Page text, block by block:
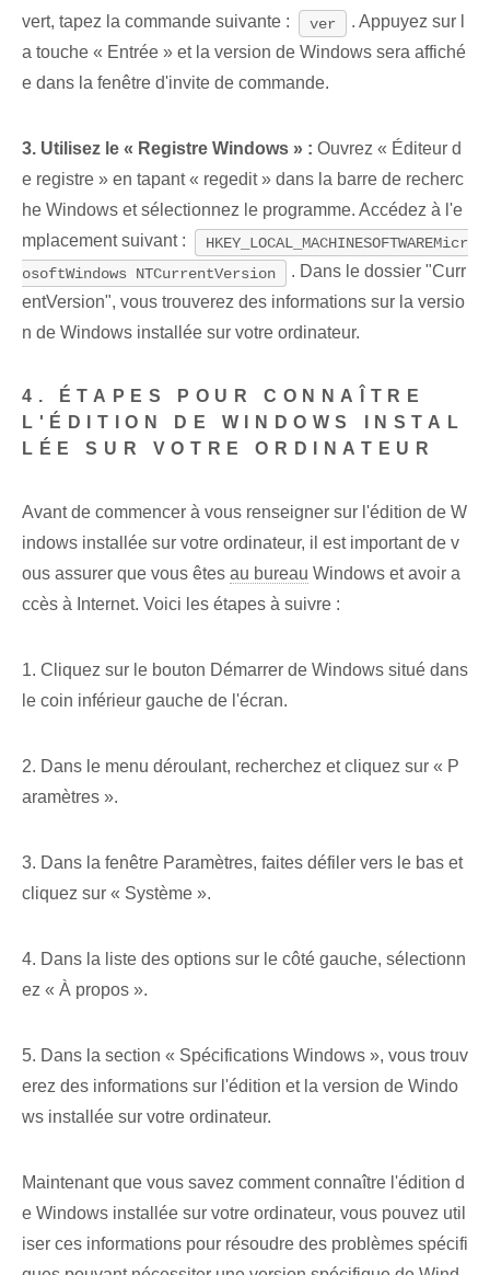
vert, tapez la commande suivante :
ver
. Appuyez sur l
a touche « Entrée » et la version de Windows sera affiché
e dans la fenêtre d'invite de commande.
3. Utilisez le « Registre Windows » : Ouvrez « Éditeur d
e registre » en tapant « regedit » dans la barre de recherc
he Windows et sélectionnez le programme. Accédez à l'e
mplacement suivant :
HKEY_LOCAL_MACHINESOFTWAREMicr
osoftWindows NTCurrentVersion
. Dans le dossier "Curr
entVersion", vous trouverez des informations sur la versio
n de Windows installée sur votre ordinateur.
4. ÉTAPES POUR CONNAÎTRE
L'ÉDITION DE WINDOWS INSTAL
LÉE SUR VOTRE ORDINATEUR
Avant de commencer à vous renseigner sur l'édition de W
indows installée sur votre ordinateur, il est important de v
ous assurer que vous êtes au bureau Windows et avoir a
ccès à Internet. Voici les étapes à suivre :
1. Cliquez sur le bouton Démarrer de Windows situé dans
le coin inférieur gauche de l'écran.
2. Dans le menu déroulant, recherchez et cliquez sur « P
aramètres ».
3. Dans la fenêtre Paramètres, faites défiler vers le bas et
cliquez sur « Système ».
4. Dans la liste des options sur le côté gauche, sélectionn
ez « À propos ».
5. Dans la section « Spécifications Windows », vous trouv
erez des informations sur l'édition et la version de Windo
ws installée sur votre ordinateur.
Maintenant que vous savez comment connaître l'édition d
e Windows installée sur votre ordinateur, vous pouvez util
iser ces informations pour résoudre des problèmes spécifi